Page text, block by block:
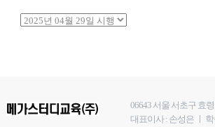
06643 서울 서초구 효
대표이사 : 손성은 ㅣ